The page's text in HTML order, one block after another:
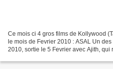
Ce mois ci 4 gros films de Kollywood
le mois de Fevrier 2010 : ASAL Un
2010, sortie le 5 Fevrier avec Ajith,